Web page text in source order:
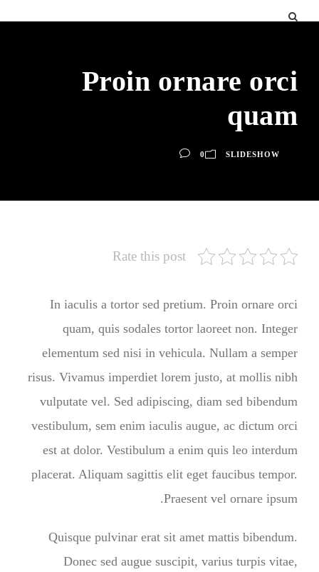
Proin ornare orci
quam
SLIDESHOW
0
Rate this post
In iaculis a tortor sed pretium. Proin ornare orci
quam, quis sodales tortor laoreet non. Integer
elementum sed nisi in vehicula. Nullam a semper
risus. Vivamus imperdiet lorem justo, at mollis nibh
vulputate vel. Sed adipiscing, diam sed bibendum
vestibulum, sem enim iaculis augue, ac dictum orci
est at dolor. Vestibulum a enim quis leo interdum
placerat. Aliquam sagittis elit eget faucibus tempor.
Praesent vel ornare ipsum.
Quisque pulvinar erat sit amet mattis bibendum.
Donec sed augue suscipit, varius turpis vitae,